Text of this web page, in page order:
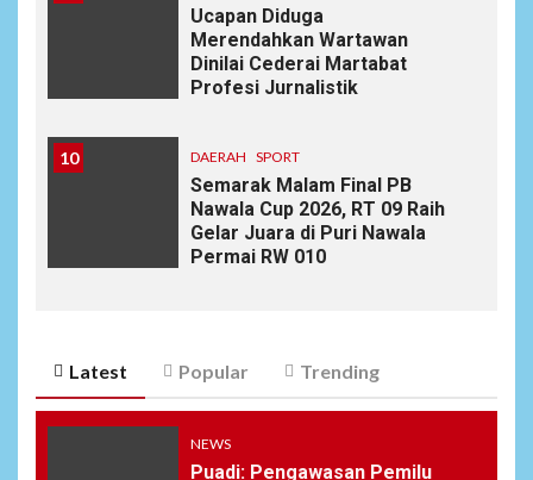
Ucapan Diduga
Merendahkan Wartawan
Dinilai Cederai Martabat
Profesi Jurnalistik
10 DAERAH SPORT
Semarak Malam Final PB
Nawala Cup 2026, RT 09 Raih
Gelar Juara di Puri Nawala
Permai RW 010
Latest Popular Trending
NEWS
Puadi: Pengawasan Pemilu